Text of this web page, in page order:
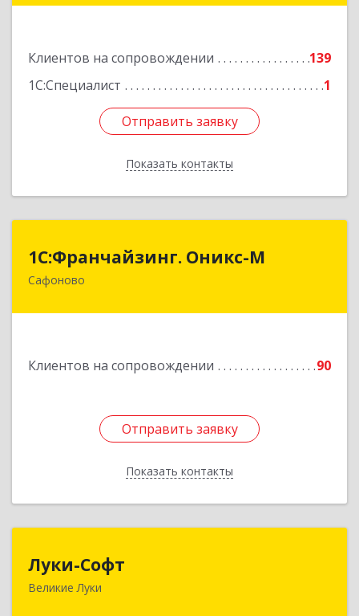
Клиентов на сопровождении
139
1С:Специалист
1
Отправить заявку
Показать контакты
Отправить заявку
Назад
1С:Франчайзинг. Оникс-М
Сафоново
Клиентов на сопровождении 90
Отправить заявку
Показать контакты
1С:Франчайзинг. Оникс-М
215500, Смоленская обл, Сафоновский р-н,
Отправить заявку
Назад
Луки-Софт
Великие Луки182113, Псковская обл, Великие Луки г,